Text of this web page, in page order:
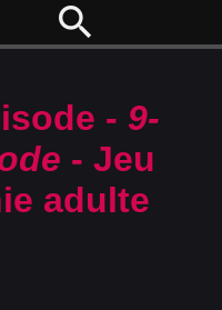
search
- 9-
- Jeu
adulte